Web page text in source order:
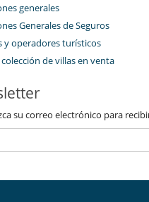
generales
Generales de Seguros
y operadores turísticos
de villas en venta
su correo electrónico para